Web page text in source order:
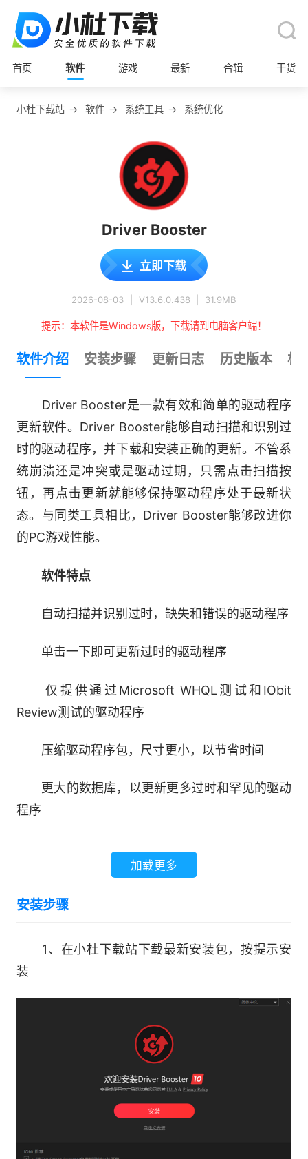
首页 软件 游戏 最新 合辑 干货
小杜下载站 → 软件 → 系统工具 → 系统优化
Driver Booster
立即下载
2026-08-03 V13.6.0.438 31.9MB
提示：本软件是Windows版，下载请到电脑客户端！
软件介绍 安装步骤 更新日志 历史版本 相
Driver Booster是一款有效和简单的驱动程序
更新软件。Driver Booster能够自动扫描和识别过
时的驱动程序，并下载和安装正确的更新。不管系
统崩溃还是冲突或是驱动过期，只需点击扫描按
钮，再点击更新就能够保持驱动程序处于最新状
态。与同类工具相比，Driver Booster能够改进你
的PC游戏性能。
软件特点
自动扫描并识别过时，缺失和错误的驱动程序
单击一下即可更新过时的驱动程序
仅提供通过Microsoft WHQL测试和IObit
Review测试的驱动程序
压缩驱动程序包，尺寸更小，以节省时间
更大的数据库，以更新更多过时和罕见的驱动
程序
解锁驱动程序更新速度限制
轻松修复设备错误以获得更好的性能
更好的游戏性能
通过停止不必要的流程来提升游戏性能
优先更新游戏就绪驱动程序，以获得更流畅和
加载更多
安装步骤
1、在小杜下载站下载最新安装包，按提示安
装